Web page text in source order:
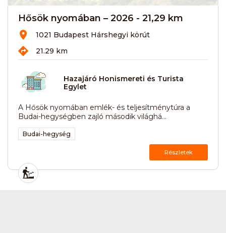
Hősök nyomában – 2026 - 21,29 km
1021 Budapest Hárshegyi körút
21.29 km
Hazajáró Honismereti és Turista
Egylet
A Hősök nyomában emlék- és teljesítménytúra a
Budai-hegységben zajló második világhá...
Budai-hegység
Részletek